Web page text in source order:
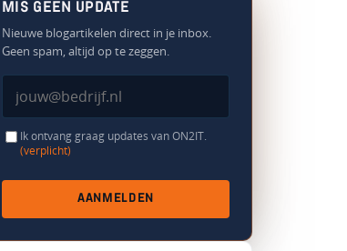
MIS GEEN UPDATE
Nieuwe blogartikelen direct in je inbox.
Geen spam, altijd op te zeggen.
Ik ontvang graag updates van ON2IT.
(verplicht)
AANMELDEN